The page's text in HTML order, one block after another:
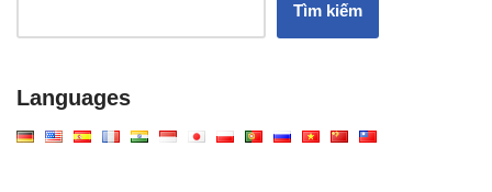
Tìm kiếm
Languages